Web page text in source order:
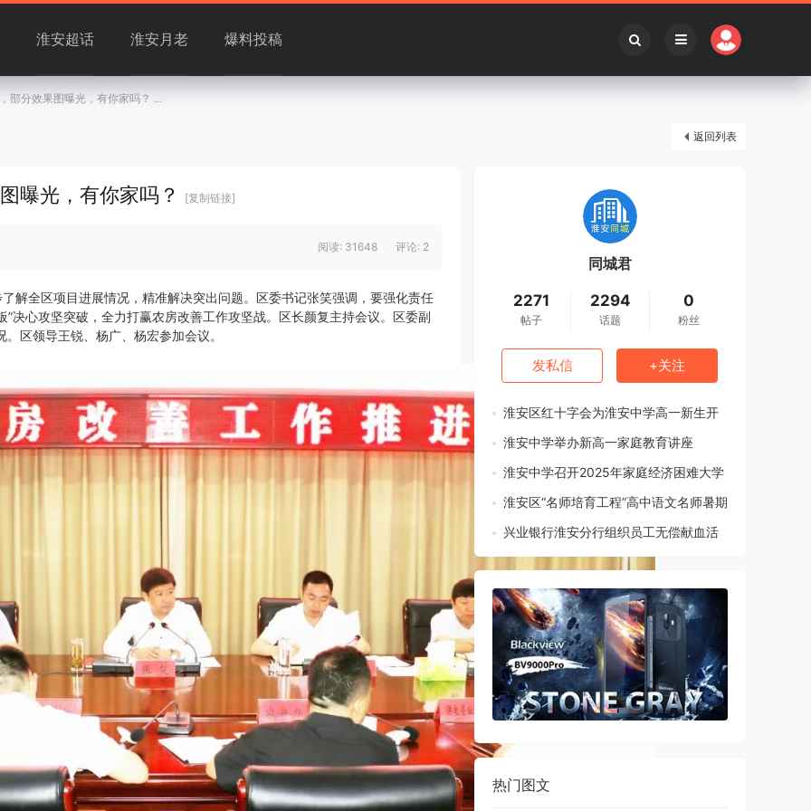
淮安超话 淮安月老 爆料投稿
部分效果图曝光，有你家吗？ ...
返回列表
曝光，有你家吗？ [复制链接]
阅读: 31648 评论: 2
解全区项目进展情况，精准解决突出问题。区委书记张笑强调，要强化责任
”决心攻坚突破，全力打赢农房改善工作攻坚战。区长颜复主持会议。区委副
区领导王锐、杨广、杨宏参加会议。
同城君
2271
帖子
2294
话题
0
粉丝
发私信 +关注
淮安区红十字会为淮安中学高一新生开
2025-8-13 16:32
淮安中学举办新高一家庭教育讲座
淮安中学召开2025年家庭经济困难大学
2025-7-23 10:15
淮安区“名师培育工程”高中语文名师暑期
2025-7-15 11:59
兴业银行淮安分行组织员工无偿献血活
2025-7-8 09:28
热门图文